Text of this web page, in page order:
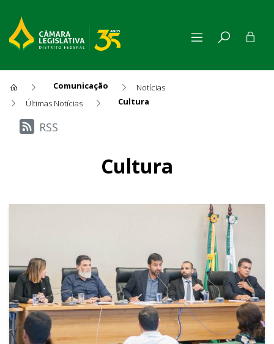
Comunicação
Notícias
Últimas Notícias
Cultura
Últimas Notícias
RSS
Cultura